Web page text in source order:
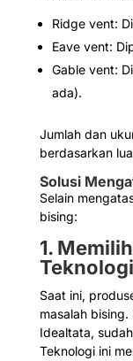
Ridge vent:
Eave vent:
Gable vent:
ada).
Jumlah dan
berdasarkan
Solusi
Selain
bising:
1.
Saat ini,
masalah
Idealtata,
Teknologi ini